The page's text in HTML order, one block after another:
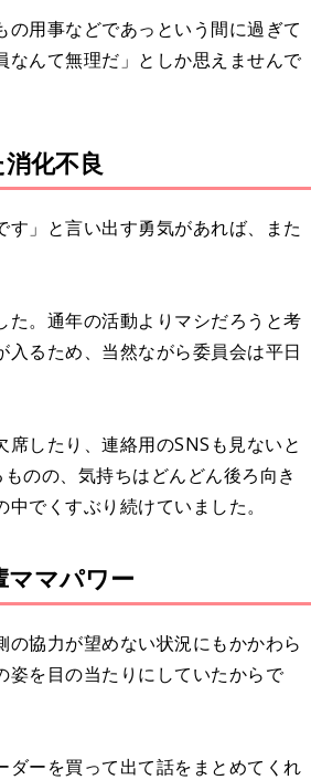
用事などであっという間に過ぎて
んて無理だ」としか思えませんで
化不良
す」と言い出す勇気があれば、また
。通年の活動よりマシだろうと考
るため、当然ながら委員会は平日
したり、連絡用のSNSも見ないと
のの、気持ちはどんどん後ろ向き
でくすぶり続けていました。
マパワー
協力が望めない状況にもかかわら
を目の当たりにしていたからで
ーを買って出て話をまとめてくれ